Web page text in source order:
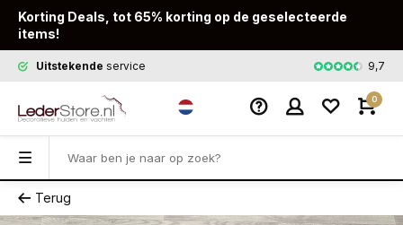
Korting Deals, tot 65% korting op de geselecteerde
items!
Uitstekende service Snelle9,7
0
Terug